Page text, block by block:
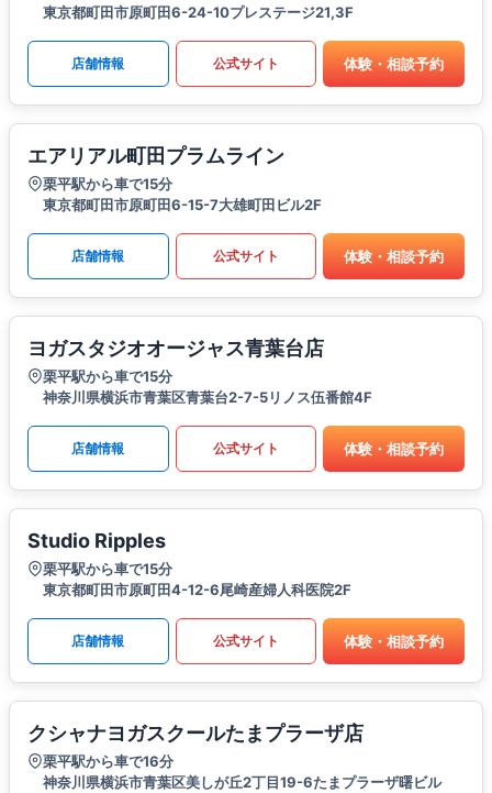
東京都町田市原町田6-24-10プレステージ21,3F
店舗情報 公式サイト 体験・相談予約
エアリアル町田プラムライン
栗平駅から車で15分
東京都町田市原町田6-15-7大雄町田ビル2F
店舗情報 公式サイト 体験・相談予約
ヨガスタジオオージャス青葉台店
栗平駅から車で15分
神奈川県横浜市青葉区青葉台2-7-5リノス伍番館4F
店舗情報 公式サイト 体験・相談予約
Studio Ripples
栗平駅から車で15分
東京都町田市原町田4-12-6尾崎産婦人科医院2F
店舗情報 公式サイト 体験・相談予約
クシャナヨガスクールたまプラーザ店
栗平駅から車で16分
神奈川県横浜市青葉区美しが丘2丁目19-6たまプラーザ曙ビル